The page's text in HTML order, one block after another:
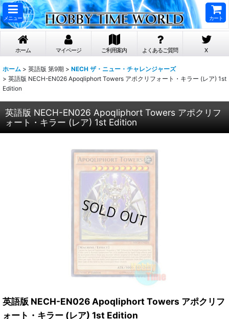
メニュー カート
ホーム マイページ ご利用案内 よくあるご質問 X
ホーム > 英語版 第9期 > NECH ザ・ニュー・チャレンジャーズ
> 英語版 NECH-EN026 Apoqliphort Towers アポクリフォート・キラー (レア) 1st
Edition
英語版 NECH-EN026 Apoqliphort Towers アポクリフ
ォート・キラー (レア) 1st Edition
英語版 NECH-EN026 Apoqliphort Towers アポクリフ
ォート・キラー (レア) 1st Edition